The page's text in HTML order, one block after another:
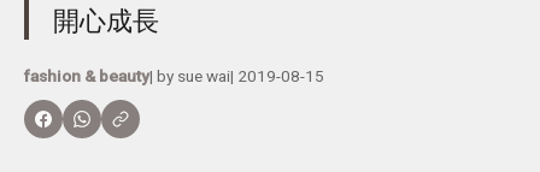
開心成長
fashion & beauty| by sue wai| 2019-08-15